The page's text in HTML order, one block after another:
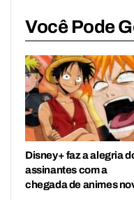
Você Pode
Disney+ faz a alegria
assinantes com a
chegada de animes